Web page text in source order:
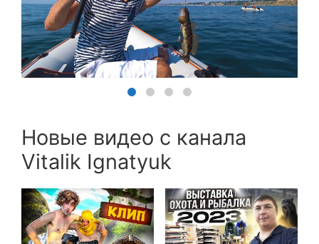
Новые видео с канала
Vitalik Ignatyuk